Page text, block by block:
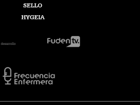
SELLO
HYGEIA